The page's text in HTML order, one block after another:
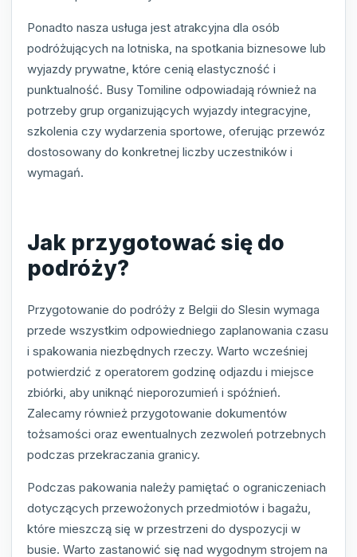
Ponadto nasza usługa jest atrakcyjna dla osób
podróżujących na lotniska, na spotkania biznesowe lub
wyjazdy prywatne, które cenią elastyczność i
punktualność. Busy Tomiline odpowiadają również na
potrzeby grup organizujących wyjazdy integracyjne,
szkolenia czy wydarzenia sportowe, oferując przewóz
dostosowany do konkretnej liczby uczestników i
wymagań.
Jak przygotować się do
podróży?
Przygotowanie do podróży z Belgii do Slesin wymaga
przede wszystkim odpowiedniego zaplanowania czasu
i spakowania niezbędnych rzeczy. Warto wcześniej
potwierdzić z operatorem godzinę odjazdu i miejsce
zbiórki, aby uniknąć nieporozumień i spóźnień.
Zalecamy również przygotowanie dokumentów
tożsamości oraz ewentualnych zezwoleń potrzebnych
podczas przekraczania granicy.
Podczas pakowania należy pamiętać o ograniczeniach
dotyczących przewożonych przedmiotów i bagażu,
które mieszczą się w przestrzeni do dyspozycji w
busie. Warto zastanowić się nad wygodnym strojem na